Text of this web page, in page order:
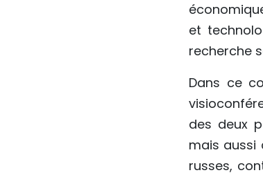
et
recherche
Dans ce
des deux
mais aussi
russes,